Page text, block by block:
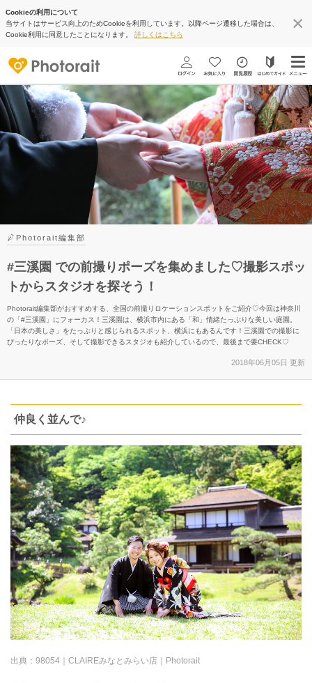
Cookieの利用について
当サイトはサービス向上のためCookieを利用しています。以降ページ遷移した場合は、
Cookie利用に同意したことになります。 詳しくはこちら
Photorait編集部
#三溪園 での前撮りポーズを集めました♡撮影スポッ
トからスタジオを探そう！
Photorait編集部がおすすめする、全国の前撮りロケーションスポットをご紹介♡今回は神奈川
の「#三溪園」にフォーカス！三溪園は、横浜市内にある「和」情緒たっぷりな美しい庭園。
「日本の美しさ」をたっぷりと感じられるスポット、横浜にもあるんです！三溪園での撮影に
ぴったりなポーズ、そして撮影できるスタジオも紹介しているので、最後まで要CHECK♡
2018年06月05日 更新
仲良く並んで♪
出典： 98054｜CLAIREみなとみらい店｜Photorait